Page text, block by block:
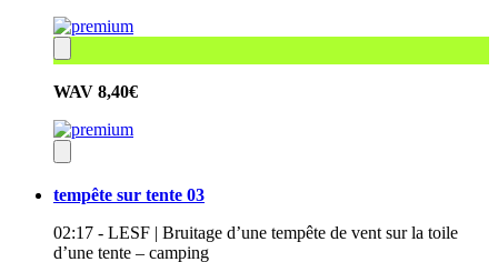
WAV 8,40€
tempête sur tente 03
02:17 - LESF | Bruitage d’une tempête de vent sur la toile
d’une tente – camping